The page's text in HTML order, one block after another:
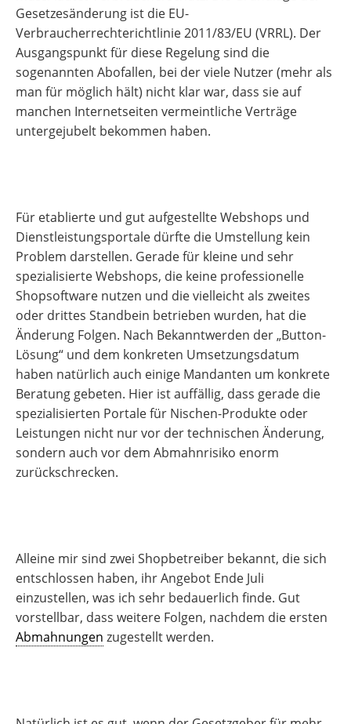
Gesetzesänderung ist die EU-
Verbraucherrechterichtlinie 2011/83/EU (VRRL). Der
Ausgangspunkt für diese Regelung sind die
sogenannten Abofallen, bei der viele Nutzer (mehr als
man für möglich hält) nicht klar war, dass sie auf
manchen Internetseiten vermeintliche Verträge
untergejubelt bekommen haben.
Für etablierte und gut aufgestellte Webshops und
Dienstleistungsportale dürfte die Umstellung kein
Problem darstellen. Gerade für kleine und sehr
spezialisierte Webshops, die keine professionelle
Shopsoftware nutzen und die vielleicht als zweites
oder drittes Standbein betrieben wurden, hat die
Änderung Folgen. Nach Bekanntwerden der „Button-
Lösung“ und dem konkreten Umsetzungsdatum
haben natürlich auch einige Mandanten um konkrete
Beratung gebeten. Hier ist auffällig, dass gerade die
spezialisierten Portale für Nischen-Produkte oder
Leistungen nicht nur vor der technischen Änderung,
sondern auch vor dem Abmahnrisiko enorm
zurückschrecken.
Alleine mir sind zwei Shopbetreiber bekannt, die sich
entschlossen haben, ihr Angebot Ende Juli
einzustellen, was ich sehr bedauerlich finde. Gut
vorstellbar, dass weitere Folgen, nachdem die ersten
Abmahnungen zugestellt werden.